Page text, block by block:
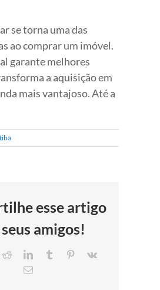
se torna uma das
ao comprar um imóvel.
garante melhores
a aquisição em
mais vantajoso. Até a
esse artigo
amigos!
RedditLinkedInTumblr Pinterest
Vk
E-